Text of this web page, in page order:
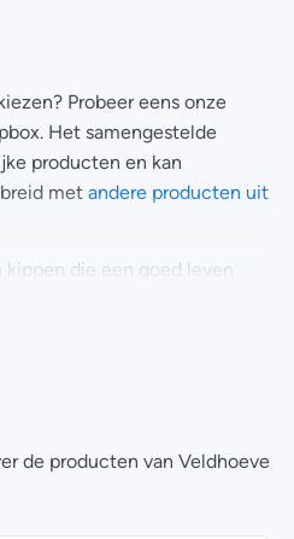
Probeer eens onze
Het samengestelde
producten en kan
met andere producten uit
kippen die een goed leven
met ons unieke vlees
zonder antibiotica en
garanderen.
de producten van Veldhoeve